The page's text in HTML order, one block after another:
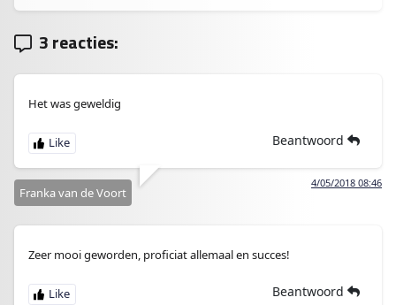
3 reacties:
Het was geweldig
Beantwoord
4/05/2018 08:46
Franka van de Voort
Zeer mooi geworden, proficiat allemaal en succes!
Beantwoord